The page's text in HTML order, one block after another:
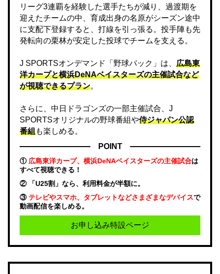
リーグ3連覇を経験した選手たちが減り、過渡期を
迎えたチームの中、育成出身の名原がシーズン途中
に支配下登録すると、打線を引っ張る。投手陣も先
発転向の栗林が安定した投球でチームを支える。
J SPORTSオンデマンド「野球パック」は、 広島東
洋カープと横浜DeNAベイスターズの主催試合など
が視聴できるプラン。
さらに、中日ドラゴンズの一部主催試合、J
SPORTSオリジナルの野球番組や侍ジャパン公認
番組も楽しめる。
POINT
① 広島東洋カープ、横浜DeNAベイスターズの主催試合は
すべて視聴できる！
② 「U25割」なら、利用料金が半額に。
③ テレビやスマホ、タブレットなどさまざまなデバイスで
動画配信を楽しめる。
お申し込み特設ページ